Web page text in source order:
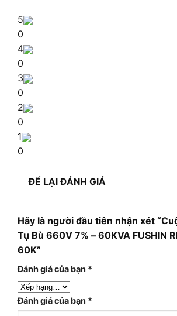
5
0
4
0
3
0
2
0
1
0
ĐỂ LẠI ĐÁNH GIÁ
Hãy là người đầu tiên nhận xét
Tụ Bù 660V 7% – 60KVA FUSHIN
60K”
Đánh giá của bạn *
Đánh giá của bạn *